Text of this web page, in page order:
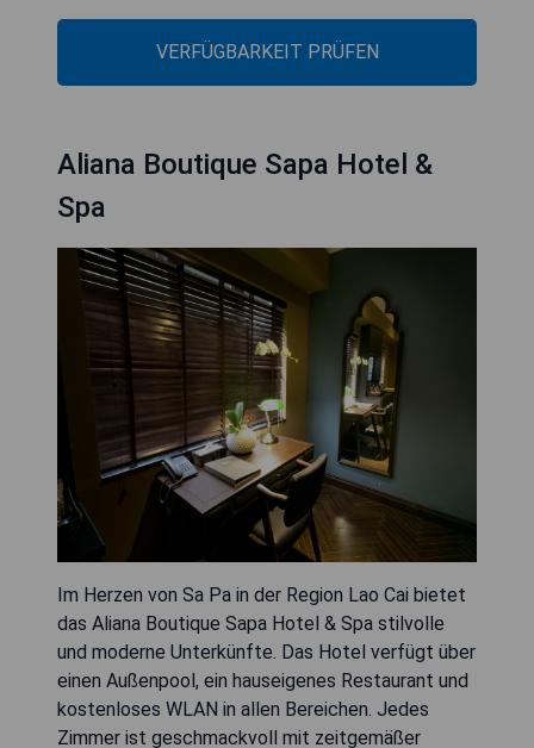
VERFÜGBARKEIT PRÜFEN
Aliana Boutique Sapa Hotel &
Spa
Im Herzen von Sa Pa in der Region Lao Cai bietet
das Aliana Boutique Sapa Hotel & Spa stilvolle
und moderne Unterkünfte. Das Hotel verfügt über
einen Außenpool, ein hauseigenes Restaurant und
kostenloses WLAN in allen Bereichen. Jedes
Zimmer ist geschmackvoll mit zeitgemäßer